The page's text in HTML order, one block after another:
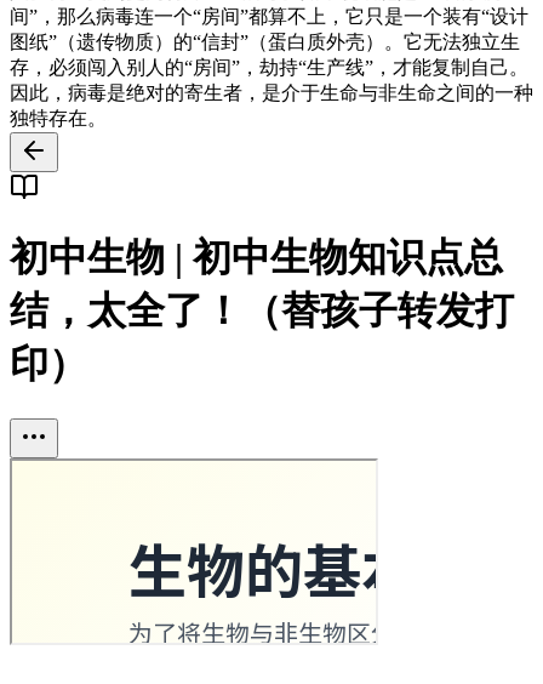
间”，那么病毒连一个“房间”都算不上，它只是一个装有“设计
图纸”（遗传物质）的“信封”（蛋白质外壳）。它无法独立生
存，必须闯入别人的“房间”，劫持“生产线”，才能复制自己。
因此，病毒是绝对的寄生者，是介于生命与非生命之间的一种
独特存在。
初中生物 | 初中生物知识点总
结，太全了！（替孩子转发打
印）